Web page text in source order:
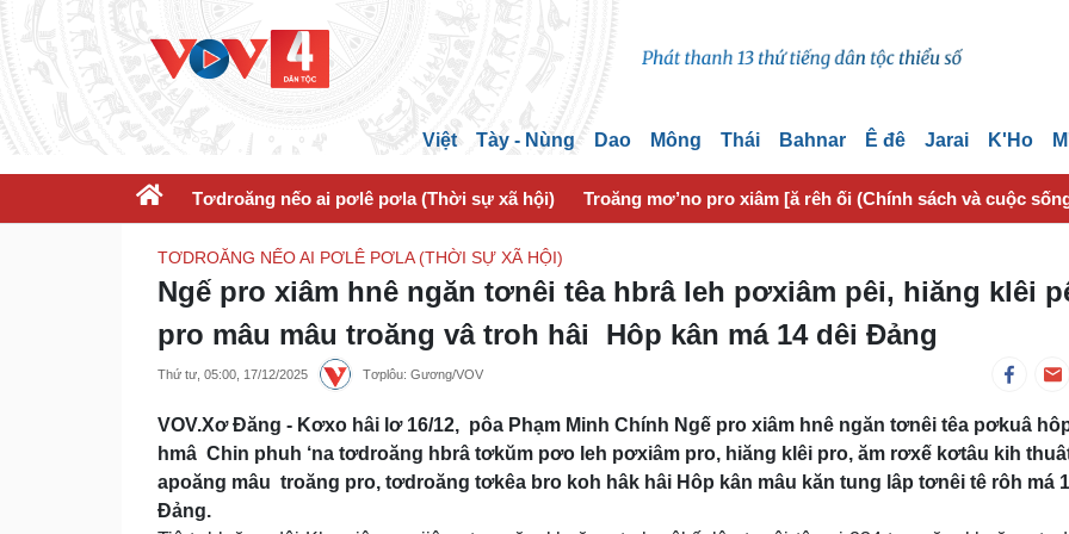
Việt Tày - Nùng Dao Mông Thái Bahnar Ê đê Jarai K'Ho
Tơdroăng nếo ai pơlê pơla (Thời sự xã hội) Troăng mơ’no pro xiâm [ă rêh ối (Chính sách và cuộc
TƠDROĂNG NẾO AI PƠLÊ PƠLA (THỜI SỰ XÃ HỘI)
Ngế pro xiâm hnê ngăn tơnêi têa hbrâ leh pơxiâm pêi, hiăng klêi
pro mâu mâu troăng vâ troh hâi Hôp kân má 14 dêi Đảng
Thứ tư, 05:00, 17/12/2025 Tơplôu: Gương/VOV
VOV.Xơ Đăng - Kơxo hâi lơ 16/12, pôa Phạm Minh Chính Ngế pro xiâm hnê ngăn tơnêi têa pơkuâ
hmâ Chin phuh ‘na tơdroăng hbrâ tơkŭm pơo leh pơxiâm pro, hiăng klêi pro, ăm rơxế kơtâu kih
apoăng mâu troăng pro, tơdroăng tơkêa bro koh hâk hâi Hôp kân mâu kăn tung lâp tơnêi tê rôh má
Đảng.